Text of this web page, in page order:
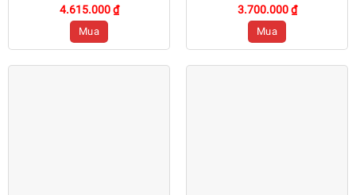
Mã CG209
4.615.000 ₫
Mua
Phòng, Nhà Cửa – Cao 1M2 –
3.700.000 ₫
Mua